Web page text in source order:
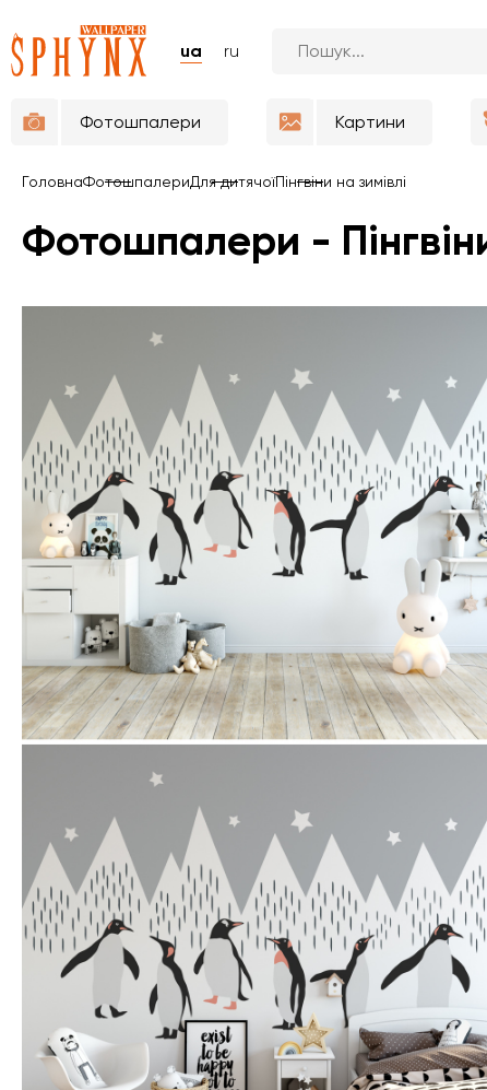
ua ru
Фотошпалери Картини
ГоловнаФотошпалериДля дитячоїПінгвіни на зимівлі
Фотошпалери -